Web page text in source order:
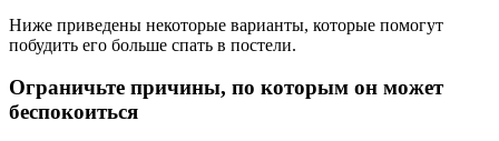
Ниже приведены некоторые варианты, которые помогут
побудить его больше спать в постели.
Ограничьте причины, по которым он может
беспокоиться